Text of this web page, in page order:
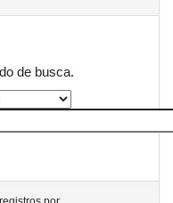
de busca.